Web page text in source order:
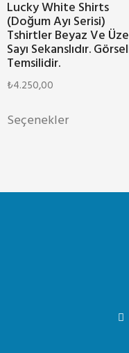
Lucky White Shirts
(Doğum Ayı Serisi)
Tshirtler Beyaz Ve
Sayı Sekanslıdır.
Temsilidir.
₺4.250,00
Seçenekler